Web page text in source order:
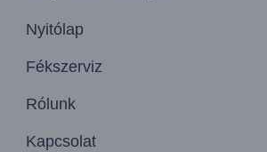
Nyitólap
Fékszerviz
Rólunk
Kapcsolat